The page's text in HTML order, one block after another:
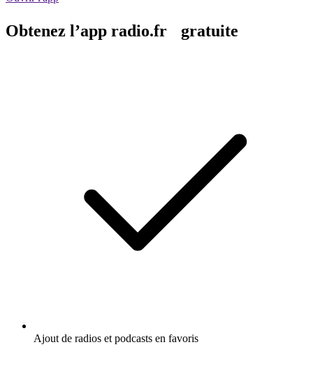
Obtenez l’app radio.fr gratuite
Ajout de radios et podcasts en favoris